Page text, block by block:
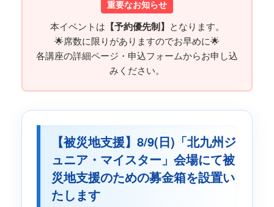
重要なお知らせ
本イベントは 【予約優先制】
となります。
🌟席数に限りがありますのでお早めに🌟
各講座の詳細ページ・申込フォームからお申し込
みください。
【被災地支援】8/9(日)「北九州ジ
ュニア・マイスター」会場にて被
災地支援のための募金箱を設置い
たします